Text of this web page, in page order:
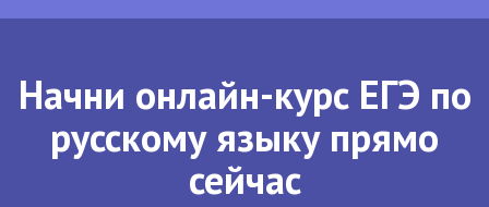
Начни онлайн-курс ЕГЭ по
русскому языку прямо
сейчас